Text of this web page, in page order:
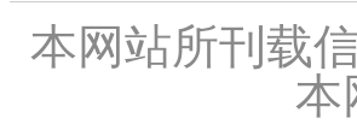
本网站所刊载
本